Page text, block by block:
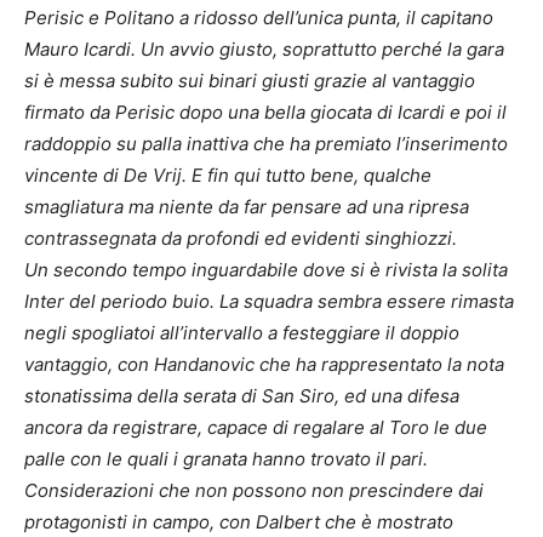
Perisic e Politano a ridosso dell’unica punta, il capitano
Mauro Icardi. Un avvio giusto, soprattutto perché la gara
si è messa subito sui binari giusti grazie al vantaggio
firmato da Perisic dopo una bella giocata di Icardi e poi il
raddoppio su palla inattiva che ha premiato l’inserimento
vincente di De Vrij. E fin qui tutto bene, qualche
smagliatura ma niente da far pensare ad una ripresa
contrassegnata da profondi ed evidenti singhiozzi.
Un secondo tempo inguardabile dove si è rivista la solita
Inter del periodo buio. La squadra sembra essere rimasta
negli spogliatoi all’intervallo a festeggiare il doppio
vantaggio, con Handanovic che ha rappresentato la nota
stonatissima della serata di San Siro, ed una difesa
ancora da registrare, capace di regalare al Toro le due
palle con le quali i granata hanno trovato il pari.
Considerazioni che non possono non prescindere dai
protagonisti in campo, con Dalbert che è mostrato